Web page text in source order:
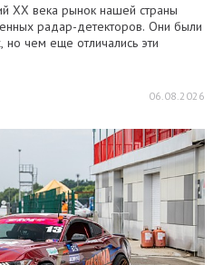
XX века рынок нашей страны
радар-детекторов. Они были
чем еще отличались эти
06.08.2026